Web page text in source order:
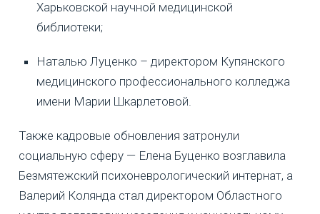
Харьковской научной медицинской
библиотеки;
Наталью Луценко – директором Купянского
медицинского профессионального колледжа
имени Марии Шкарлетовой.
Также кадровые обновления затронули
социальную сферу — Елена Буценко возглавила
Безмятежский психоневрологический интернат, а
Валерий Колянда стал директором Областного